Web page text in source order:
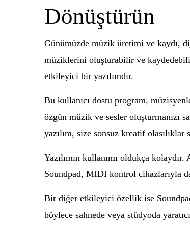
Dönüştürün
Günümüzde müzik üretimi ve kaydı,
müziklerini oluşturabilir ve
etkileyici bir yazılımdır.
Bu kullanıcı dostu program,
özgün müzik ve sesler oluşturmanızı
yazılım, size sonsuz kreatif olasılıklar
Yazılımın kullanımı oldukça
Soundpad, MIDI kontrol cihazlarıyla
Bir diğer etkileyici özellik ise
böylece sahnede veya stüdyoda